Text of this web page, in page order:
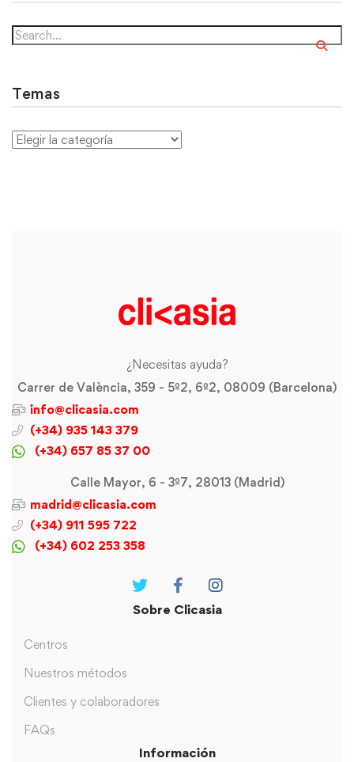
Temas
¿Necesitas ayuda?
Carrer de València, 359 - 5º2, 6º2, 08009 (Barcelona)
info@clicasia.com
(+34) 935 143 379
(+34) 657 85 37 00
Calle Mayor, 6 - 3º7, 28013 (Madrid)
madrid@clicasia.com
(+34) 911 595 722
(+34) 602 253 358
Sobre Clicasia
Centros
Nuestros métodos
Clientes y colaboradores
FAQs
Información